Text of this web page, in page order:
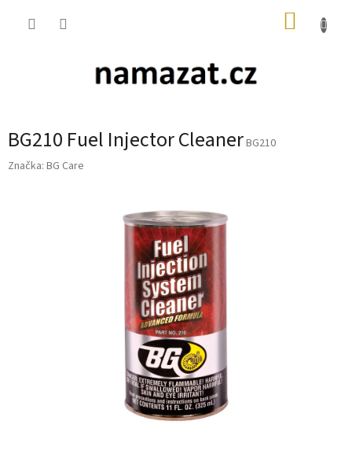
BG210 Fuel Injector CleanerBG210
Značka: BG Care